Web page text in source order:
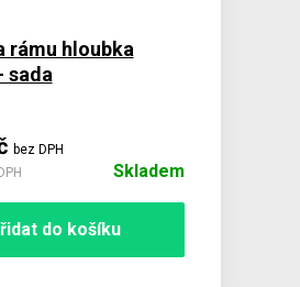
rámu hloubka
sada
bez DPH
Skladem
do košíku